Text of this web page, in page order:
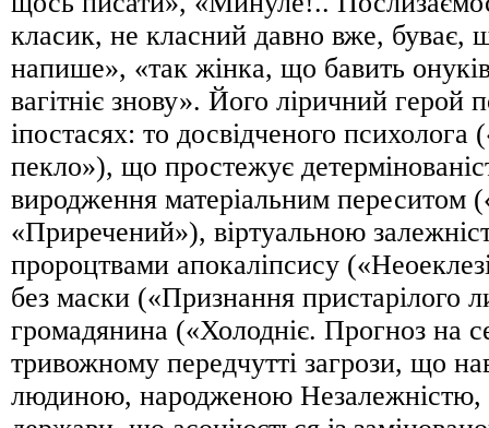
класик, не класний давно вже, буває,
напише», «так жінка, що бавить
вагітніє знову». Його ліричний герой
іпостасях: то досвідченого психолога
пекло»), що простежує
виродження матеріальним переситом
«Приречений»), віртуальною
пророцтвами апокаліпсису
без маски («Признання пристарілого
громадянина («Холодніє. Прогноз на
тривожному передчутті загрози, що
людиною, народженою Незалежністю,